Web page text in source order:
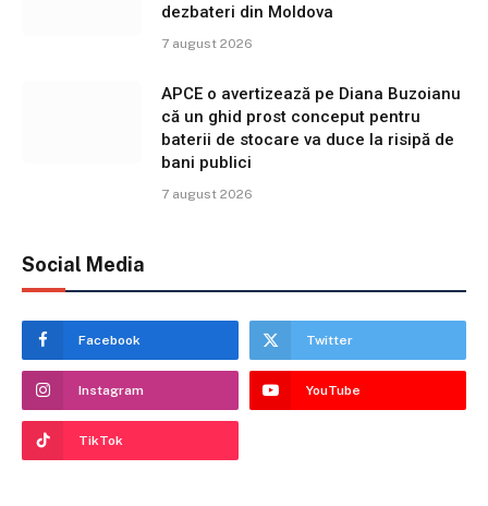
dezbateri din Moldova
7 august 2026
APCE o avertizează pe Diana Buzoianu
că un ghid prost conceput pentru
baterii de stocare va duce la risipă de
bani publici
7 august 2026
Social Media
Facebook Twitter
Instagram YouTube
TikTok